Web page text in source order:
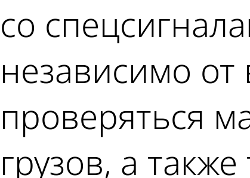
со
независимо
проверяться
грузов, а